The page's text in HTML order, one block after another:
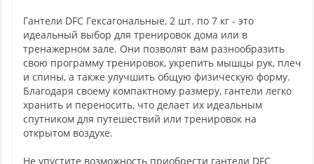
Гантели DFC Гексагональные, 2 шт. по 7 кг - это
идеальный выбор для тренировок дома или в
тренажерном зале. Они позволят вам разнообразить
свою программу тренировок, укрепить мышцы рук, плеч
и спины, а также улучшить общую физическую форму.
Благодаря своему компактному размеру, гантели легко
хранить и переносить, что делает их идеальным
спутником для путешествий или тренировок на
открытом воздухе.
Не упустите возможность приобрести гантели DFC